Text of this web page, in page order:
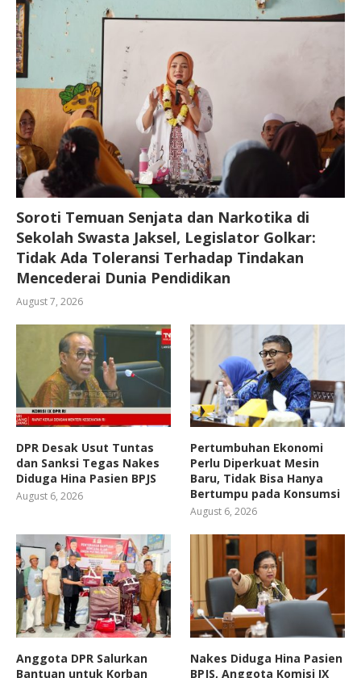
Soroti Temuan Senjata dan Narkotika di
Sekolah Swasta Jaksel, Legislator Golkar:
Tidak Ada Toleransi Terhadap Tindakan
Mencederai Dunia Pendidikan
August 7, 2026
DPR Desak Usut Tuntas
dan Sanksi Tegas Nakes
Diduga Hina Pasien BPJS
August 6, 2026
Pertumbuhan Ekonomi
Perlu Diperkuat Mesin
Baru, Tidak Bisa Hanya
Bertumpu pada Konsumsi
August 6, 2026
Anggota DPR Salurkan
Bantuan untuk Korban
Nakes Diduga Hina Pasien
BPJS, Anggota Komisi IX